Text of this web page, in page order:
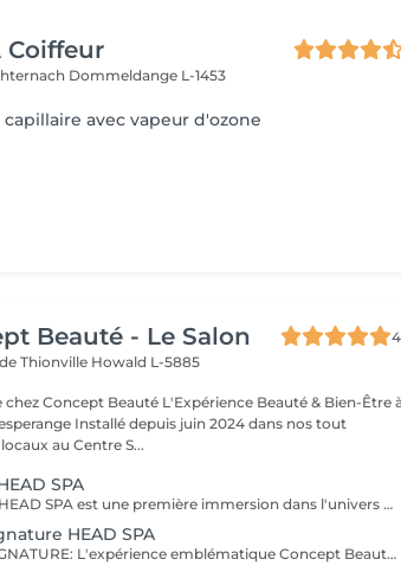
Coiffeur
Dommeldange L-1453
capillaire avec vapeur d'ozone
Beauté - Le Salon
Thionville Howald L-5885
Beauté L'Expérience Beauté & Bien-Être à
Installé depuis juin 2024 dans nos tout
au Centre S...
SPA
EVASION HEAD SPA est une première immersion dans l'univers du Head Spa. Ce rituel découverte vous invite à relâcher les tensions accumulées grâce à un massage du cuir chevelu associé à une expérience sensorielle autour de l'eau et à un soin adapté. Idéal pour découvrir les bienfaits du Head Spa et s'offrir un véritable moment de détente. Coiffage ou brushing inclus. DECOUVREZ NOTRE UNIVERS HEAD SPA, une expérience unique alliant relaxation profonde, soin du cuir chevelu et beauté du cheveu. Inspirés des rituels de bien-être japonais, nos soins Head Spa sont conçus pour procurer un véritable moment de déconnexion tout en prenant soin de vos cheveux et de votre cuir chevelu. Chaque rituel associe des techniques de massage relaxantes, un travail autour de l'eau, des soins professionnels adaptés et se termine par un coiffage ou un brushing afin que vous repartiez détendue et sublimée. Accordez-vous une parenthèse hors du temps et choisissez le rituel qui correspond à vos envies.
HEAD SPA
RITUEL SIGNATURE: L'expérience emblématique Concept Beauté. Un rituel complet alliant bien-être, soin du cuir chevelu, beauté du cheveu et coiffage personnalisé. DECOUVREZ NOTRE UNIVERS HEAD SPA, une expérience unique alliant relaxation profonde, soin du cuir chevelu et beauté du cheveu. Inspirés des rituels de bien-être japonais, nos soins Head Spa sont conçus pour procurer un véritable moment de déconnexion tout en prenant soin de vos cheveux et de votre cuir chevelu. Chaque rituel associe des techniques de massage relaxantes, un travail autour de l'eau, des soins professionnels adaptés et se termine par un coiffage ou un brushing afin que vous repartiez détendue et sublimée. Accordez-vous une parenthèse hors du temps et choisissez le rituel qui correspond à vos envies.